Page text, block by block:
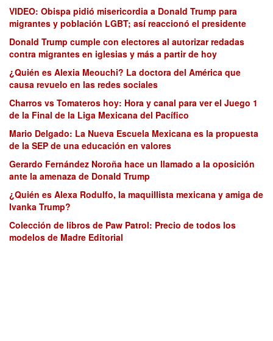
VIDEO: Obispa pidió misericordia a Donald Trump para
migrantes y población LGBT; así reaccionó el presidente
Donald Trump cumple con electores al autorizar redadas
contra migrantes en iglesias y más a partir de hoy
¿Quién es Alexia Meouchi? La doctora del América que
causa revuelo en las redes sociales
Charros vs Tomateros hoy: Hora y canal para ver el Juego 1
de la Final de la Liga Mexicana del Pacífico
Mario Delgado: La Nueva Escuela Mexicana es la propuesta
de la SEP de una educación en valores
Gerardo Fernández Noroña hace un llamado a la oposición
ante la amenaza de Donald Trump
¿Quién es Alexa Rodulfo, la maquillista mexicana y amiga de
Ivanka Trump?
Colección de libros de Paw Patrol: Precio de todos los
modelos de Madre Editorial